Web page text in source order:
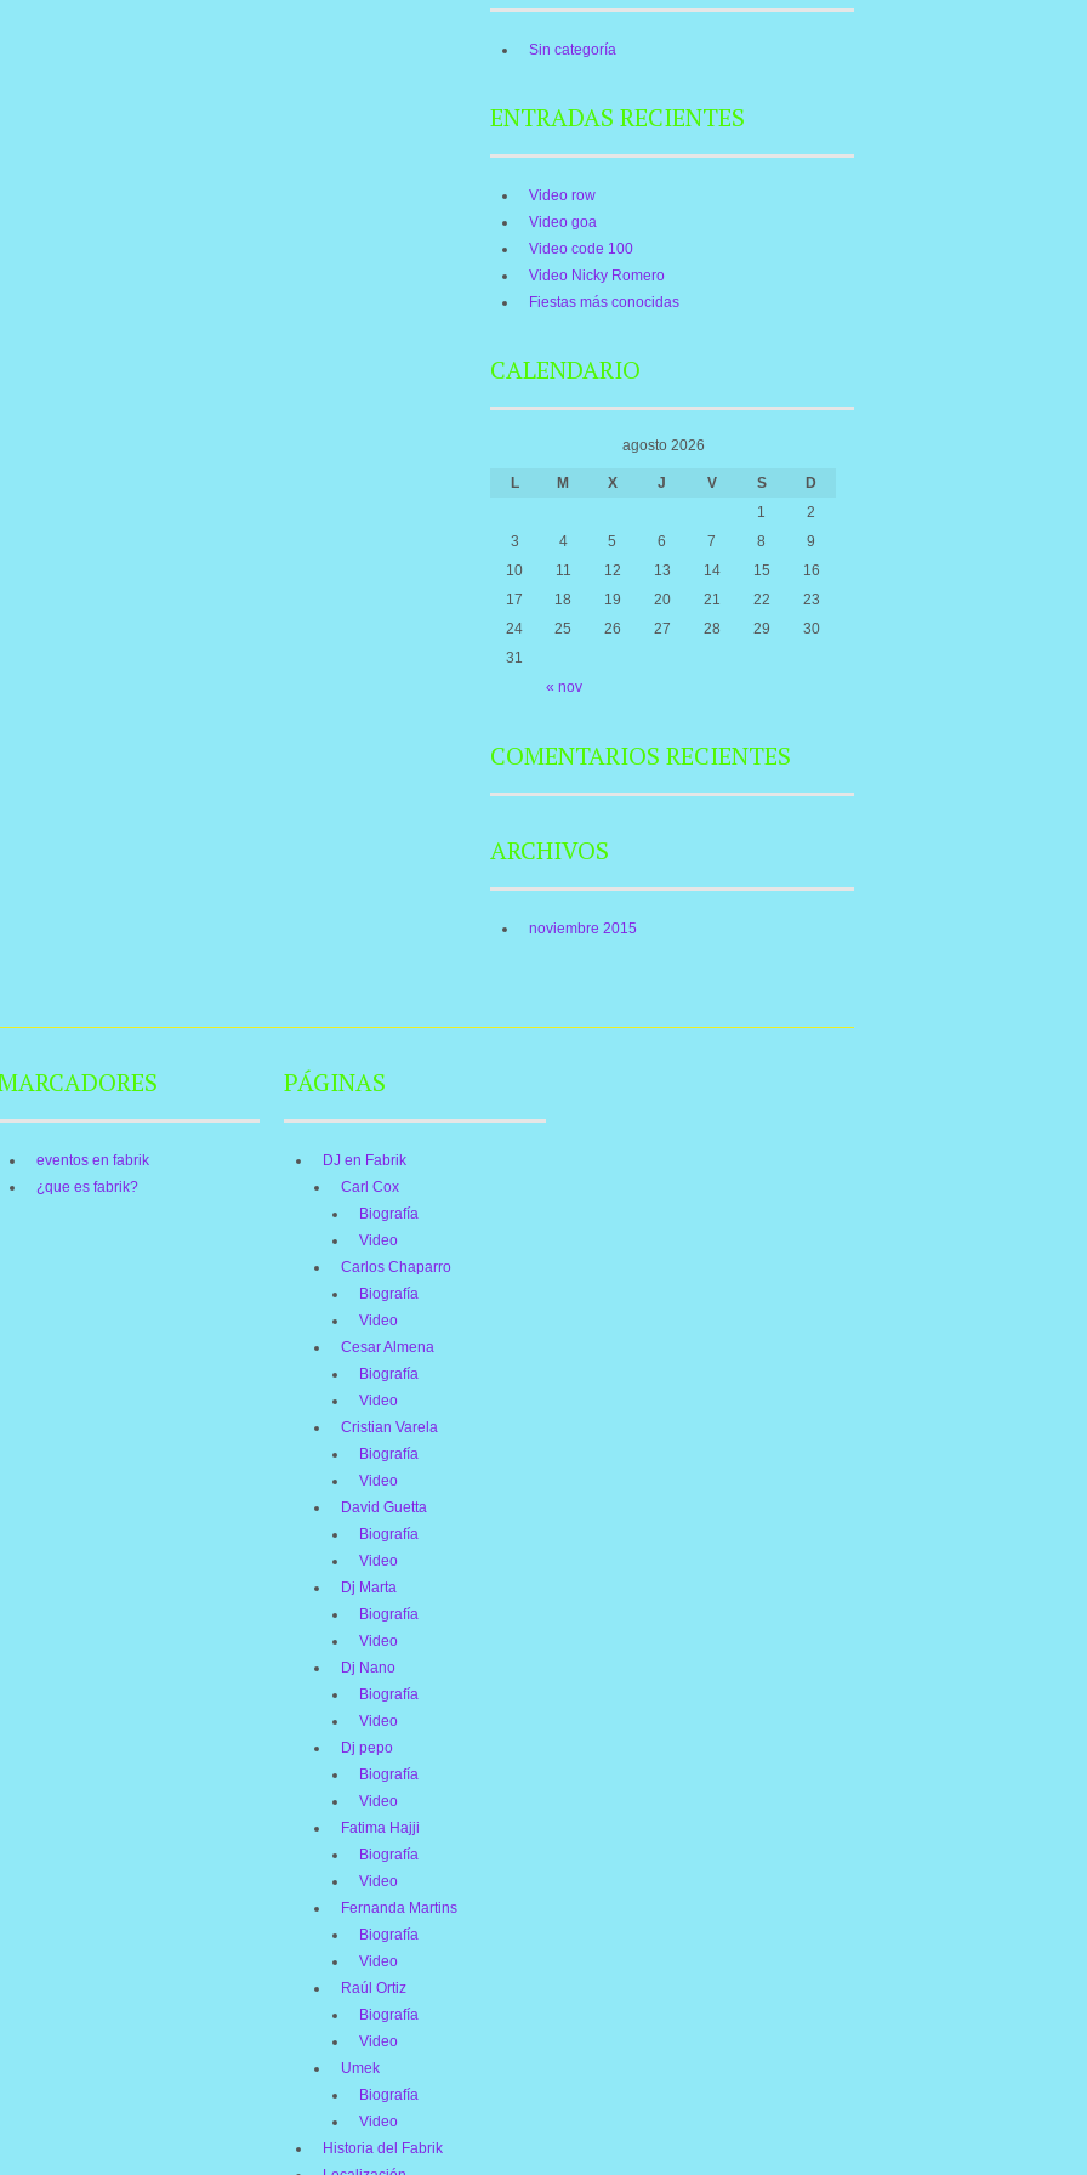
Sin categoría
ENTRADAS RECIENTES
Video row
Video goa
Video code 100
Video Nicky Romero
Fiestas más conocidas
CALENDARIO
agosto 2026
L M X J V S D
« nov
1
2
3
4 5 6 7 8
9
10
11 12 13 14 15
16
17
18 19 20 21 22
23
24
25 26 27 28 29
30
31
COMENTARIOS RECIENTES
ARCHIVOS
noviembre 2015
eventos en fabrik
¿que es fabrik?
PÁGINAS
DJ en Fabrik
Carl Cox
Biografía
Video
Carlos Chaparro
Biografía
Video
Cesar Almena
Biografía
Video
Cristian Varela
Biografía
Video
David Guetta
Biografía
Video
Dj Marta
Biografía
Video
Dj Nano
Biografía
Video
Dj pepo
Biografía
Video
Fatima Hajji
Biografía
Video
Fernanda Martins
Biografía
Video
Raúl Ortiz
Biografía
Video
Umek
Biografía
Video
Historia del Fabrik